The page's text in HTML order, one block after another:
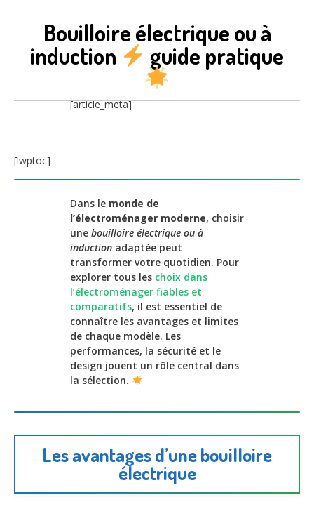
Bouilloire électrique ou à
induction
guide pratique
[article_meta]
[lwptoc]
Dans le monde de
l’électroménager moderne, choisir
une bouilloire électrique ou à
induction adaptée peut
transformer votre quotidien. Pour
explorer tous les choix dans
l’électroménager fiables et
comparatifs, il est essentiel de
connaître les avantages et limites
de chaque modèle. Les
performances, la sécurité et le
design jouent un rôle central dans
la sélection.
Les avantages d’une bouilloire
électrique